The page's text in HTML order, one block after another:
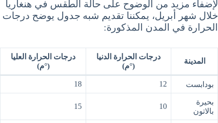
لإضفاء مزيد من الوضوح على حالة الطقس في هنغاريا
خلال شهر أبريل، يمكننا تقديم شبه جدول يوضح درجات
الحرارة في المدن المذكورة:
المدينة
درجات الحرارة الدنيا
(°م)
درجات الحرارة العليا
(°م)
بودابست 12
18
بحيرة
بالاتون
10
15